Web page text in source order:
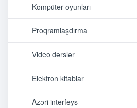
Kompüter oyunları
Proqramlaşdırma
Video dərslər
Elektron kitablar
Azəri interfeys